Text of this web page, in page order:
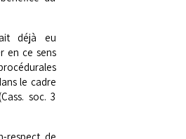
déjà eu
en ce sens
le cadre
soc. 3